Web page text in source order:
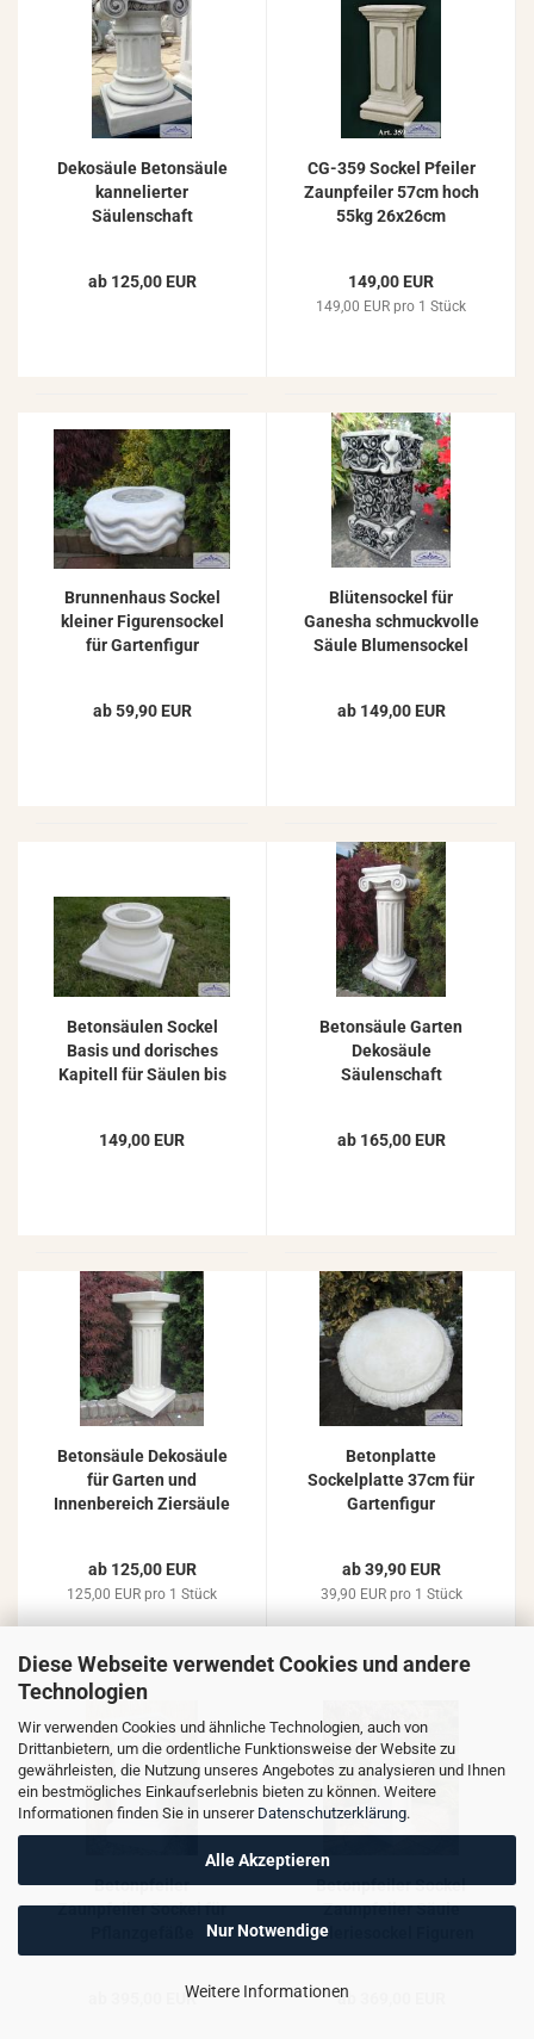
Diese Webseite verwendet Cookies und andere
Technologien
Wir verwenden Cookies und ähnliche Technologien, auch von
Drittanbietern, um die ordentliche Funktionsweise der Website zu
gewährleisten, die Nutzung unseres Angebotes zu analysieren und Ihnen
ein bestmögliches Einkaufserlebnis bieten zu können. Weitere
Informationen finden Sie in unserer Datenschutzerklärung.
Alle Akzeptieren
Nur Notwendige
Weitere Informationen
Dekosäule Betonsäule
kannelierter
Säulenschaft
Ziersäule 56cm
ab 125,00 EUR
CG-359 Sockel Pfeiler
Zaunpfeiler 57cm hoch
55kg 26x26cm
149,00 EUR
149,00 EUR pro 1 Stück
Brunnenhaus Sockel
kleiner Figurensockel
für Gartenfigur
15cm
ab 59,90 EUR
Blütensockel für
Ganesha schmuckvolle
Säule Blumensockel
ab 149,00 EUR
Betonsäulen Sockel
Basis und dorisches
Kapitell für Säulen bis
149,00 EUR
Betonsäule Garten
Dekosäule
Säulenschaft
Steinguss 76cm
ab 165,00 EUR
Betonsäule Dekosäule
für Garten und
Innenbereich Ziersäule
ab 125,00 EUR
125,00 EUR pro 1 Stück
Betonplatte
Sockelplatte 37cm für
Gartenfigur
ab 39,90 EUR
39,90 EUR pro 1 Stück
Betonpfeiler
Zaunpfeiler Sockel für
Gartenfiguren Beton
Steinguss 45x45cm
ab 395,00 EUR
Betonpfeiler Sockel
Zaunpfeiler Säule
Galeriesockel Figuren
Postament 100cm
ab 369,00 EUR